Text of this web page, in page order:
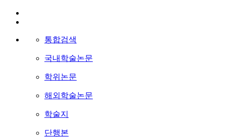
통합검색
국내학술논문
학위논문
해외학술논문
학술지
단행본